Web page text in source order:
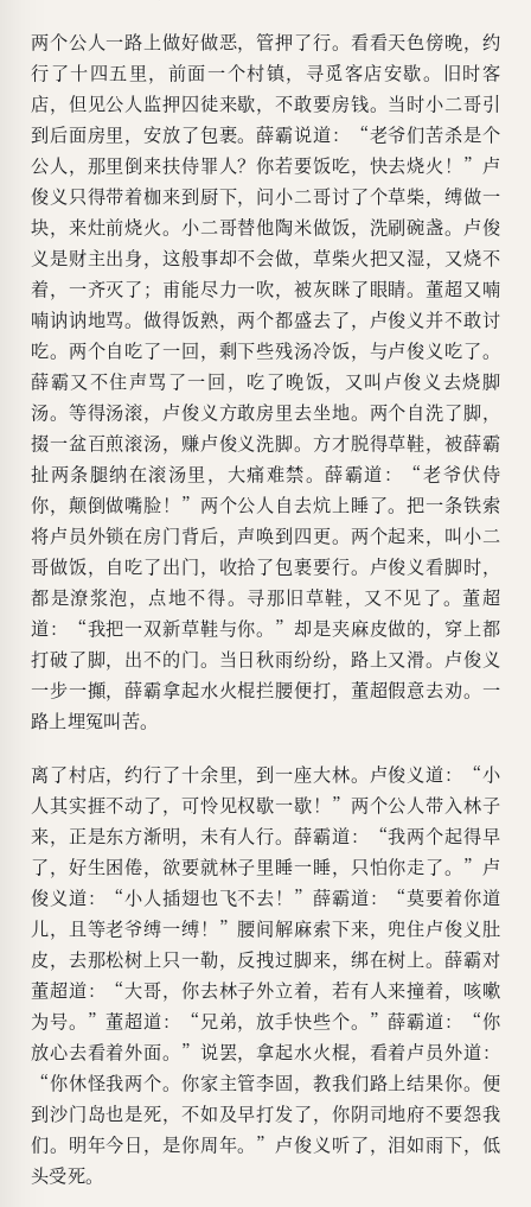
两个公人一路上做好做恶，管押了行。看看天色傍晚，约
行了十四五里，前面一个村镇，寻觅客店安歇。旧时客
店，但见公人监押囚徒来歇，不敢要房钱。当时小二哥引
到后面房里，安放了包裹。薛霸说道：“老爷们苦杀是个
公人，那里倒来扶侍罪人？你若要饭吃，快去烧火！”卢
俊义只得带着枷来到厨下，问小二哥讨了个草柴，缚做一
块，来灶前烧火。小二哥替他陶米做饭，洗刷碗盏。卢俊
义是财主出身，这般事却不会做，草柴火把又湿，又烧不
着，一齐灭了；甫能尽力一吹，被灰眯了眼睛。董超又喃
喃讷讷地骂。做得饭熟，两个都盛去了，卢俊义并不敢讨
吃。两个自吃了一回，剩下些残汤冷饭，与卢俊义吃了。
薛霸又不住声骂了一回，吃了晚饭，又叫卢俊义去烧脚
汤。等得汤滚，卢俊义方敢房里去坐地。两个自洗了脚，
掇一盆百煎滚汤，赚卢俊义洗脚。方才脱得草鞋，被薛霸
扯两条腿纳在滚汤里，大痛难禁。薛霸道：“老爷伏侍
你，颠倒做嘴脸！”两个公人自去炕上睡了。把一条铁索
将卢员外锁在房门背后，声唤到四更。两个起来，叫小二
哥做饭，自吃了出门，收拾了包裹要行。卢俊义看脚时，
都是潦浆泡，点地不得。寻那旧草鞋，又不见了。董超
道：“我把一双新草鞋与你。”却是夹麻皮做的，穿上都
打破了脚，出不的门。当日秋雨纷纷，路上又滑。卢俊义
一步一攧，薛霸拿起水火棍拦腰便打，董超假意去劝。一
路上埋冤叫苦。
离了村店，约行了十余里，到一座大林。卢俊义道：“小
人其实捱不动了，可怜见权歇一歇！”两个公人带入林子
来，正是东方渐明，未有人行。薛霸道：“我两个起得早
了，好生困倦，欲要就林子里睡一睡，只怕你走了。”卢
俊义道：“小人插翅也飞不去！”薛霸道：“莫要着你道
儿，且等老爷缚一缚！”腰间解麻索下来，兜住卢俊义肚
皮，去那松树上只一勒，反拽过脚来，绑在树上。薛霸对
董超道：“大哥，你去林子外立着，若有人来撞着，咳嗽
为号。”董超道：“兄弟，放手快些个。”薛霸道：“你
放心去看着外面。”说罢，拿起水火棍，看着卢员外道：
“你休怪我两个。你家主管李固，教我们路上结果你。便
到沙门岛也是死，不如及早打发了，你阴司地府不要怨我
们。明年今日，是你周年。”卢俊义听了，泪如雨下，低
头受死。